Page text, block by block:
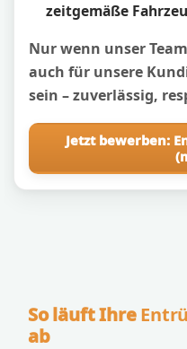
zeitgemäße
Nur wenn unser
auch für unsere
sein – zuverlässig,
Jetzt bewerben:
So läuft Ihre
ab